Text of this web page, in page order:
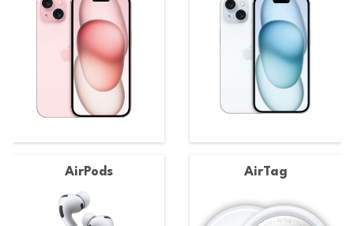
AirPods AirTag